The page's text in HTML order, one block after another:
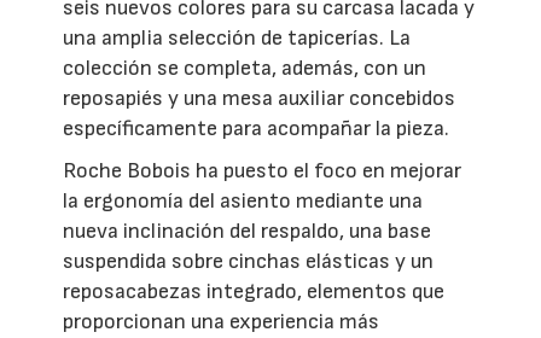
seis nuevos colores para su carcasa lacada y
una amplia selección de tapicerías. La
colección se completa, además, con un
reposapiés y una mesa auxiliar concebidos
específicamente para acompañar la pieza.
Roche Bobois ha puesto el foco en mejorar
la ergonomía del asiento mediante una
nueva inclinación del respaldo, una base
suspendida sobre cinchas elásticas y un
reposacabezas integrado, elementos que
proporcionan una experiencia más